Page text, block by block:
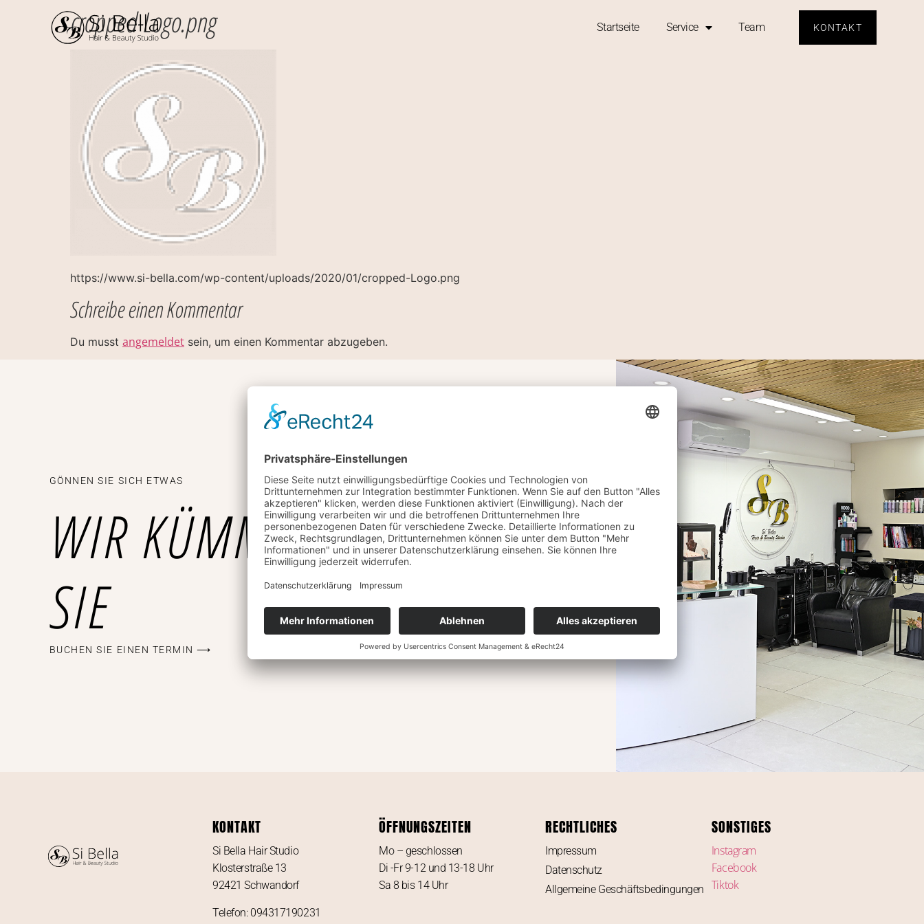
Startseite Service Team KONTAKT
cropped-Logo.png
https://www.si-bella.com/wp-content/uploads/2020/01/cropped-Logo.png
Schreibe einen Kommentar
Du musst angemeldet sein, um einen Kommentar abzugeben.
GÖNNEN SIE SICH ETWAS
WIR KÜMMERN UNS UM
SIE
BUCHEN SIE EINEN TERMIN ⟶
KONTAKT
Si Bella Hair Studio
Klosterstraße 13
92421 Schwandorf
Telefon: 094317190231
ÖFFNUNGSZEITEN
Mo – geschlossen
Di -Fr 9-12 und 13-18 Uhr
Sa 8 bis 14 Uhr
RECHTLICHES
Impressum
Datenschutz
Allgemeine Geschäftsbedingungen
SONSTIGES
Instagram
Facebook
Tiktok